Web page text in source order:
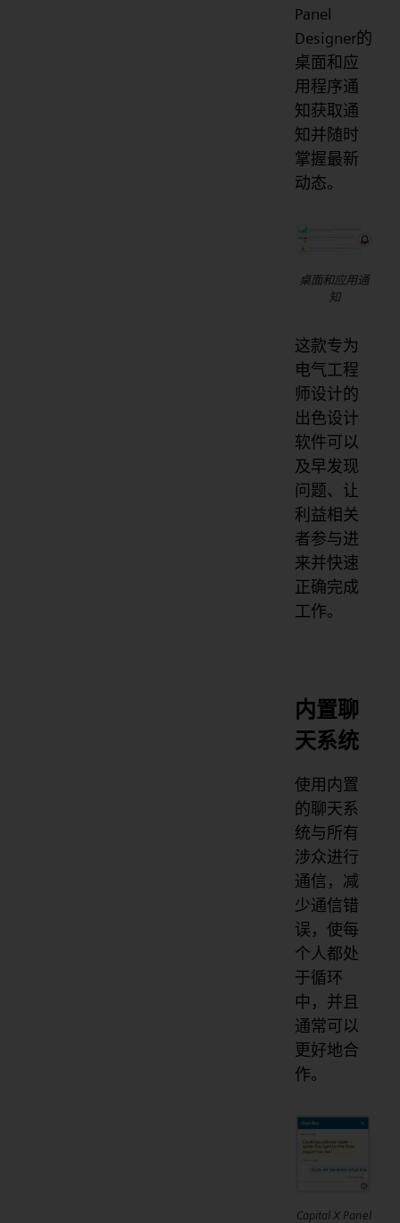
Panel
Designer的
桌面和应
用程序通
知获取通
知并随时
掌握最新
动态。
桌面和应用通
知
这款专为
电气工程
师设计的
出色设计
软件可以
及早发现
问题、让
利益相关
者参与进
来并快速
正确完成
工作。
内置聊
天系统
使用内置
的聊天系
统与所有
涉众进行
通信，减
少通信错
误，使每
个人都处
于循环
中，并且
通常可以
更好地合
作。
Capital X Panel